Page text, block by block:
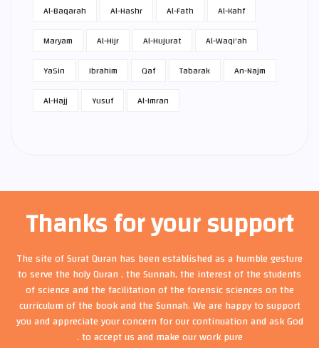
Al-Baqarah Al-Hashr Al-Fath
Al-Kahf
Maryam
Al-Hijr Al-Hujurat
Al-Waqi'ah
Ya­Sin
Ibrahim Qaf Tabarak
An-Najm
Al-Hajj
Yusuf Al-Imran
Thanks for your support
The site of Surat Quran has been established as a humble gesture
to serve the holy Quran , the Sunnah, the interest of the students
of science and the facilitation of the forensic sciences on the
curriculum of the book and the Sunnah. We are happy to support
you and appreciate your concern for our continuation and ask God
to accept us and make our work pure .